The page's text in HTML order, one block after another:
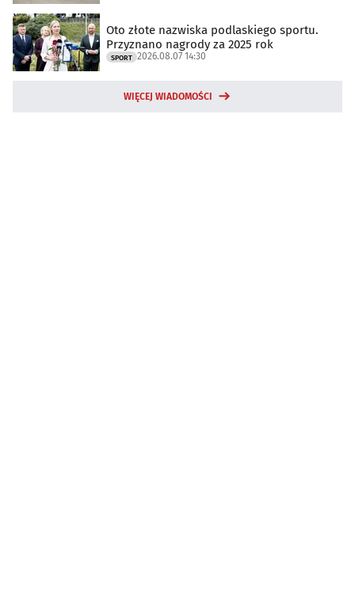
Oto złote nazwiska podlaskiego sportu.
Przyznano nagrody za 2025 rok
SPORT 2026.08.07 14:30
WIĘCEJ WIADOMOŚCI